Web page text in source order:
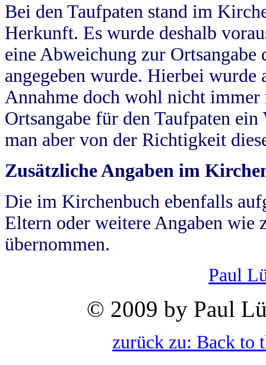
Bei den Taufpaten stand im
Herkunft. Es wurde deshalb
eine Abweichung zur
angegeben wurde. Hierbei wurde
Annahme doch wohl nicht
Ortsangabe für den Taufpaten
man aber von der Richtigkeit
Zusätzliche Angaben im
Die im Kirchenbuch ebenfalls
Eltern oder weitere Angaben wie
übernommen.
Paul
© 2009 by Paul
zurück zu: Back to